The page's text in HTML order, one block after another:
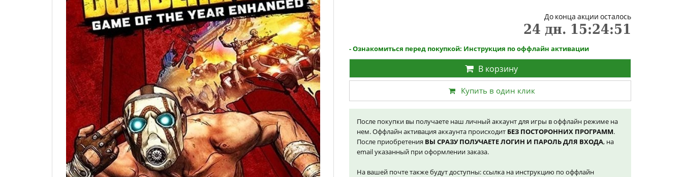
До конца акции осталось
24 дн. 15:24:50
- Ознакомиться перед покупкой: Инструкция по оффлайн активации
В корзину
Купить в один клик
После покупки вы получаете наш личный аккаунт для игры в оффлайн режиме на
нем. Оффлайн активация аккаунта происходит БЕЗ ПОСТОРОННИХ ПРОГРАММ.
После приобретения ВЫ СРАЗУ ПОЛУЧАЕТЕ ЛОГИН И ПАРОЛЬ ДЛЯ ВХОДА, на
email указанный при оформлении заказа.
На вашей почте также будут доступны: ссылка на инструкцию по оффлайн